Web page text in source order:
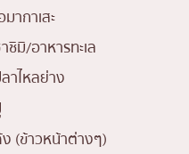
มากาเสะ
ชิมิ/อาหารทะเล
าไหลย่าง
(ข้าวหน้าต่างๆ)